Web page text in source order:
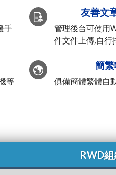
手
等
友善文
管理後台可使用
件文件上傳,自行
簡
俱備簡體繁體自
RWD